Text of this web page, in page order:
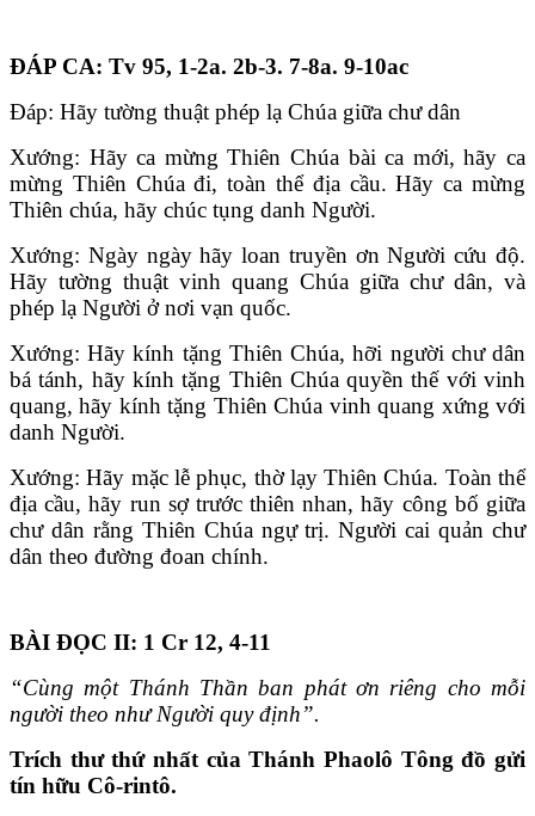
ÐÁP CA: Tv 95, 1-2a. 2b-3. 7-8a. 9-10ac
Ðáp: Hãy tường thuật phép lạ Chúa giữa chư dân
Xướng: Hãy ca mừng Thiên Chúa bài ca mới, hãy ca
mừng Thiên Chúa đi, toàn thể địa cầu. Hãy ca mừng
Thiên chúa, hãy chúc tụng danh Người.
Xướng: Ngày ngày hãy loan truyền ơn Người cứu độ.
Hãy tường thuật vinh quang Chúa giữa chư dân, và
phép lạ Người ở nơi vạn quốc.
Xướng: Hãy kính tặng Thiên Chúa, hỡi người chư dân
bá tánh, hãy kính tặng Thiên Chúa quyền thế với vinh
quang, hãy kính tặng Thiên Chúa vinh quang xứng với
danh Người.
Xướng: Hãy mặc lễ phục, thờ lạy Thiên Chúa. Toàn thể
địa cầu, hãy run sợ trước thiên nhan, hãy công bố giữa
chư dân rằng Thiên Chúa ngự trị. Người cai quản chư
dân theo đường đoan chính.
BÀI ĐỌC II: 1 Cr 12, 4-11
“Cùng một Thánh Thần ban phát ơn riêng cho mỗi
người theo như Người quy định”.
Trích thư thứ nhất của Thánh Phaolô Tông đồ gửi
tín hữu Cô-rintô.